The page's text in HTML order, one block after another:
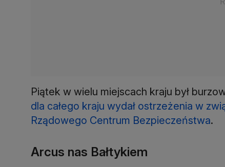
Piątek w wielu miejscach kraju był
dla całego kraju wydał ostrzeżenia w
Rządowego Centrum Bezpieczeństwa.
Arcus nas Bałtykiem